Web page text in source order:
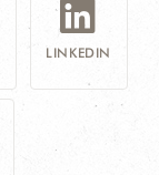
LINKEDIN